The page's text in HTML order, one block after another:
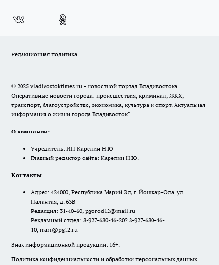
Редакционная политика
© 2025 vladivostoktimes.ru - новостной портал Владивостока.
Оперативные новости города: происшествия, криминал, ЖКХ,
транспорт, благоустройство, экономика, культура и спорт. Актуальная
информация о жизни города Владивосток"
О компании:
Учредитель: ИП Карелин Н.Ю
Главный редактор сайта: Карелин Н.Ю.
Контакты
Адрес: 424000, Республика Марий Эл, г. Йошкар-Ола, ул.
Палантая, д. 63В
Редакция: 31-40-60, pgorod12@mail.ru
Рекламный отдел: 8-927-680-46-20? 8-927-680-46-
10, mari@pg12.ru
Знак информационной продукции: 16+.
Политика конфиденциальности и обработки персональных данных